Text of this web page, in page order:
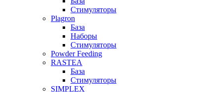
Стимуляторы
Plagron
База
Наборы
Стимуляторы
Powder Feeding
RASTEA
База
Стимуляторы
SIMPLEX